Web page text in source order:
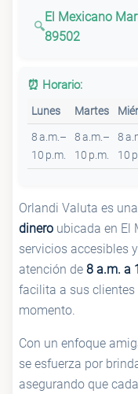
El Mexicano
89502
⏰ Horario:
Lunes Martes
8 a.m.–
10 p.m.
8 a.m.–
10 p.m.
8
10
Orlandi Valuta es
dinero ubicada en El
servicios accesibles
atención de 8 a.m. a
facilita a sus
momento.
Con un enfoque
se esfuerza por
asegurando que